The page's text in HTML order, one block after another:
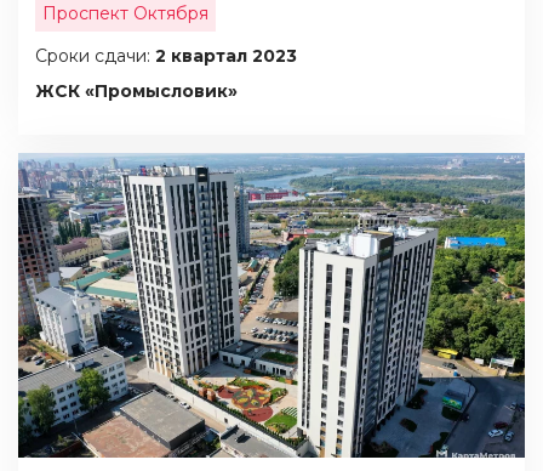
Проспект Октября
Сроки сдачи: 2 квартал 2023
ЖСК «Промысловик»